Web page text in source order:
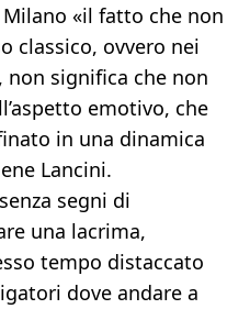
«il fatto che non
classico, ovvero nei
significa che non
emotivo, che
in una dinamica
Lancini.
segni di
una lacrima,
tempo distaccato
dove andare a